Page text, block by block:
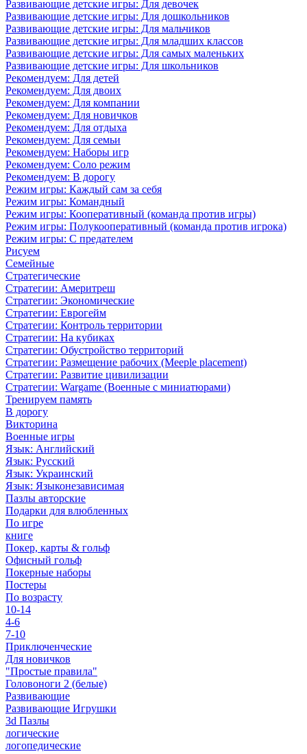
Развивающие детские игры: Для девочек
Развивающие детские игры: Для дошкольников
Развивающие детские игры: Для мальчиков
Развивающие детские игры: Для младших классов
Развивающие детские игры: Для самых маленьких
Развивающие детские игры: Для школьников
Рекомендуем: Для детей
Рекомендуем: Для двоих
Рекомендуем: Для компании
Рекомендуем: Для новичков
Рекомендуем: Для отдыха
Рекомендуем: Для семьи
Рекомендуем: Наборы игр
Рекомендуем: Соло режим
Рекомендуем: В дорогу
Режим игры: Каждый сам за себя
Режим игры: Командный
Режим игры: Кооперативный (команда против игры)
Режим игры: Полукооперативный (команда против игрока)
Режим игры: С предателем
Рисуем
Семейные
Стратегические
Стратегии: Америтреш
Стратегии: Экономические
Стратегии: Еврогейм
Стратегии: Контроль территории
Стратегии: На кубиках
Стратегии: Обустройство территорий
Стратегии: Размещение рабочих (Meeple placement)
Стратегии: Развитие цивилизации
Стратегии: Wargame (Военные с миниатюрами)
Тренируем память
В дорогу
Викторина
Военные игры
Язык: Английский
Язык: Русский
Язык: Украинский
Язык: Языконезависимая
Пазлы авторские
Подарки для влюбленных
По игре
книге
Покер, карты & гольф
Офисный гольф
Покерные наборы
Постеры
По возрасту
10-14
4-6
7-10
Приключенческие
Для новичков
"Простые правила"
Головоноги 2 (белые)
Развивающие
Развивающие Игрушки
3d Пазлы
логические
логопедические